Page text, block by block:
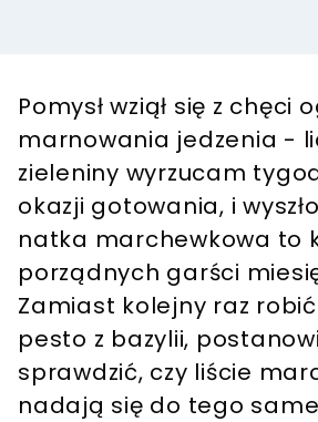
Pomysł wziął się z chęci
marnowania jedzenia -
zieleniny wyrzucam
okazji gotowania, i
natka marchewkowa to
porządnych garści
Zamiast kolejny raz
pesto z bazylii,
sprawdzić, czy liście
nadają się do tego